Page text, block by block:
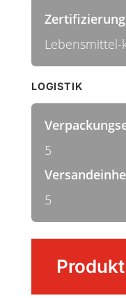
Menge
Lebensmittel-
LOGISTIK
5
5